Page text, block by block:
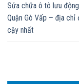
Sửa chữa ô tô lưu
Quận Gò Vấp – địa chỉ
cậy nhất